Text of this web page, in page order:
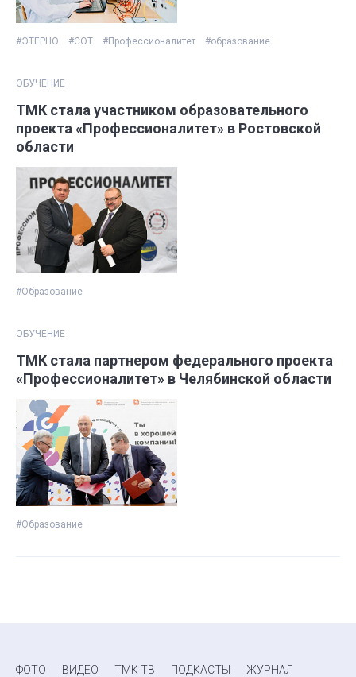
#ЭТЕРНО #СОТ #Профессионалитет #образование
ОБУЧЕНИЕ
ТМК стала участником образовательного
проекта «Профессионалитет» в Ростовской
области
#Образование
ОБУЧЕНИЕ
ТМК стала партнером федерального проекта
«Профессионалитет» в Челябинской области
#Образование
ФОТО ВИДЕО ТМК ТВ ПОДКАСТЫ ЖУРНАЛ